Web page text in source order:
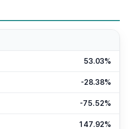
53.03%
-28.38%
-75.52%
147.92%